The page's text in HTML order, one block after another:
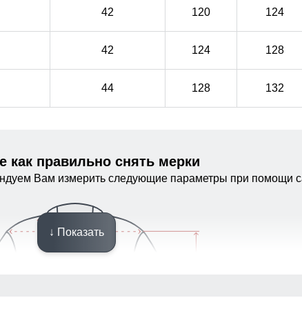
42 120 124
42 124 128
44 128 132
как правильно снять мерки
Вам измерить следующие параметры при помощи
↓ Показать